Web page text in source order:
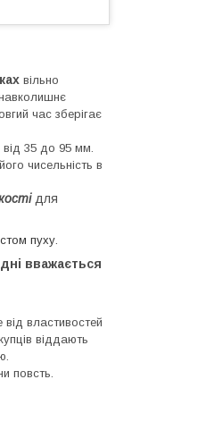
вільно
час зберігає
від 35 до 95 мм.
чисельність в
для
пуху.
вважається
від властивостей
віддають
повсть.